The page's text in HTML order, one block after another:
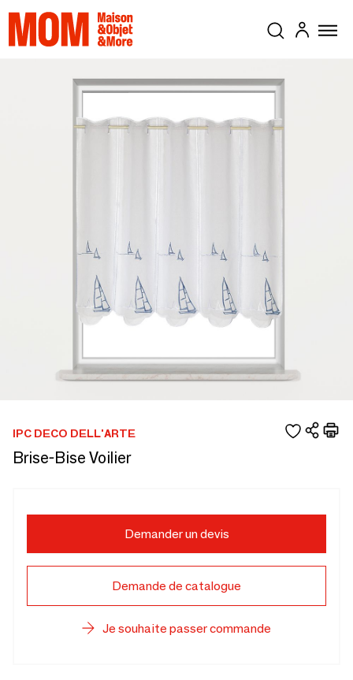
IPC DECO DELL'ARTE
Brise-Bise Voilier
Demander un devis
Demande de catalogue
Je souhaite passer commande